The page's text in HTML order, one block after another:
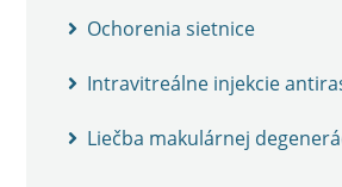
Ochorenia sietnice
Intravitreálne injekcie
Liečba makulárnej